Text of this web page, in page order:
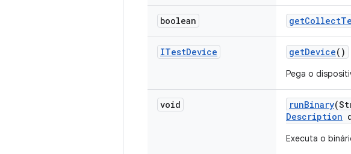
boolean getCollect
ITestDevice getDevice()
Pega o
void runBinary
Description
Executa o